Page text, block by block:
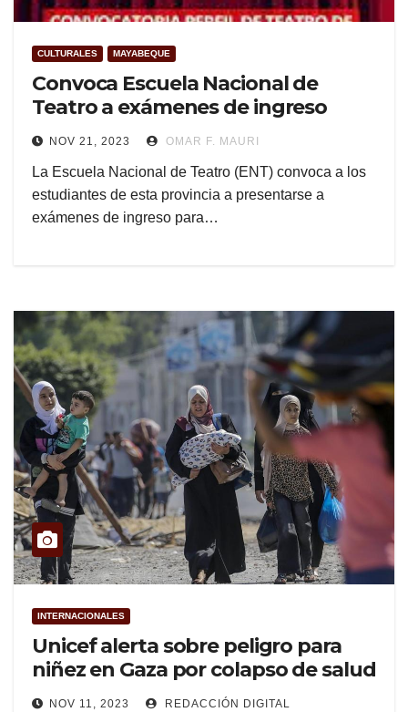
CULTURALES MAYABEQUE
Convoca Escuela Nacional de
Teatro a exámenes de ingreso
NOV 21, 2023 OMAR F. MAURI
La Escuela Nacional de Teatro (ENT) convoca a los
estudiantes de esta provincia a presentarse a
exámenes de ingreso para…
INTERNACIONALES
Unicef alerta sobre peligro para
niñez en Gaza por colapso de salud
NOV 11, 2023 REDACCIÓN DIGITAL